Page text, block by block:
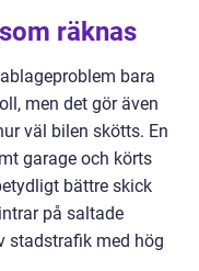
räknas
bara
men det gör även
väl bilen skötts. En
garage och körts
bättre skick
på saltade
stadstrafik med hög